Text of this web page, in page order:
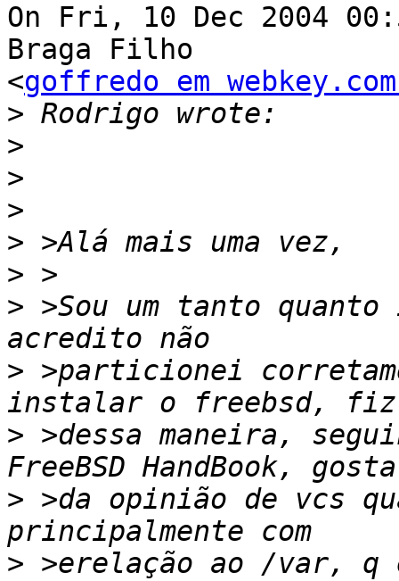
On Fri, 10 Dec 2004
Braga Filho
<goffredo em
>
>
>
>
>
>
> >Sou um tanto
> >particionei
> >dessa maneira,
> >da opinião de vcs
> >erelação ao /var, q